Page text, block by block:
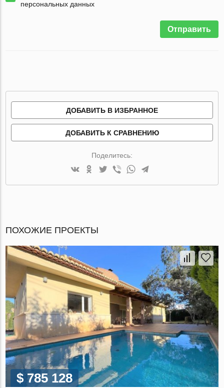
персональных данных
Отправить
ДОБАВИТЬ В ИЗБРАННОЕ
ДОБАВИТЬ К СРАВНЕНИЮ
Поделитесь:
ПОХОЖИЕ ПРОЕКТЫ
$ 785 128